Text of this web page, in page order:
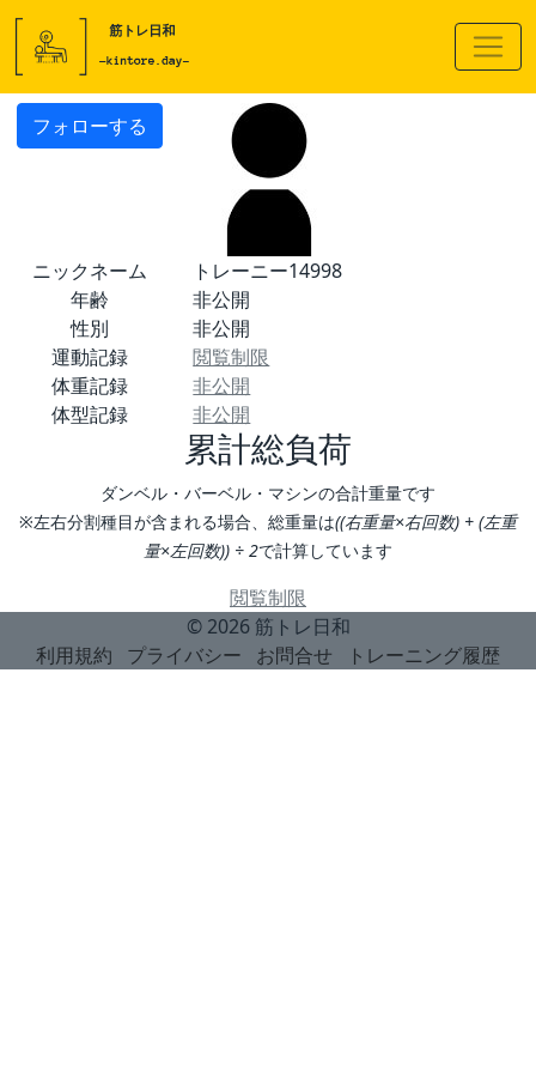
フォローする
ニックネーム
トレーニー14998
年齢
非公開
性別
非公開
運動記録
閲覧制限
体重記録
非公開
体型記録
非公開
累計総負荷
ダンベル・バーベル・マシンの合計重量です
※左右分割種目が含まれる場合、総重量は((右重量×右回数) + (左重
量×左回数)) ÷ 2で計算しています
閲覧制限
© 2026 筋トレ日和
利用規約
プライバシー お問合せ トレーニング履歴